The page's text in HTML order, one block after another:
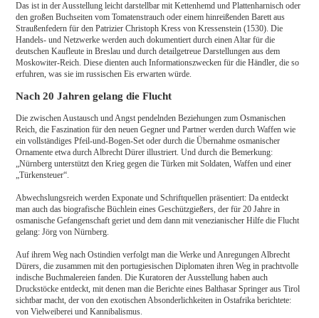
Das ist in der Ausstellung leicht darstellbar mit Kettenhemd und Plattenharnisch oder
den großen Buchseiten vom Tomatenstrauch oder einem hinreißenden Barett aus
Straußenfedern für den Patrizier Christoph Kress von Kressenstein (1530). Die
Handels- und Netzwerke werden auch dokumentiert durch einen Altar für die
deutschen Kaufleute in Breslau und durch detailgetreue Darstellungen aus dem
Moskowiter-Reich. Diese dienten auch Informationszwecken für die Händler, die so
erfuhren, was sie im russischen Eis erwarten würde.
Nach 20 Jahren gelang die Flucht
Die zwischen Austausch und Angst pendelnden Beziehungen zum Osmanischen
Reich, die Faszination für den neuen Gegner und Partner werden durch Waffen wie
ein vollständiges Pfeil-und-Bogen-Set oder durch die Übernahme osmanischer
Ornamente etwa durch Albrecht Dürer illustriert. Und durch die Bemerkung:
„Nürnberg unterstützt den Krieg gegen die Türken mit Soldaten, Waffen und einer
„Türkensteuer“.
Abwechslungsreich werden Exponate und Schriftquellen präsentiert: Da entdeckt
man auch das biografische Büchlein eines Geschützgießers, der für 20 Jahre in
osmanische Gefangenschaft geriet und dem dann mit venezianischer Hilfe die Flucht
gelang: Jörg von Nürnberg.
Auf ihrem Weg nach Ostindien verfolgt man die Werke und Anregungen Albrecht
Dürers, die zusammen mit den portugiesischen Diplomaten ihren Weg in prachtvolle
indische Buchmalereien fanden. Die Kuratoren der Ausstellung haben auch
Druckstöcke entdeckt, mit denen man die Berichte eines Balthasar Springer aus Tirol
sichtbar macht, der von den exotischen Absonderlichkeiten in Ostafrika berichtete:
von Vielweiberei und Kannibalismus.